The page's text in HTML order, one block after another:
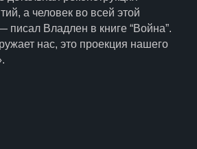
а человек во всей этой
писал Владлен в книге “Война”.
нас, это проекция нашего
и